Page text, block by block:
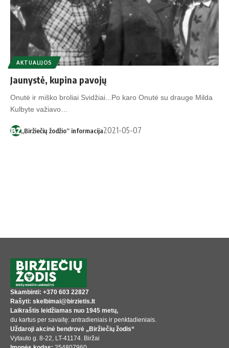
AKTUALIJOS
Jaunystė, kupina pavojų
Onutė ir miško broliai Svidžiai...Po karo Onutė su drauge Milda
Kulbyte važiavo…
„Biržiečių žodžio“ informacija2021-05-07
Skambinti: +370 603 22827
Rašyti: skelbimai@birzietis.lt
Laikraštis leidžiamas nuo 1945 metų,
du kartus per savaitę: antradieniais ir penktadieniais.
Uždaroji akcinė bendrovė „Biržiečių žodis“
Vytauto g. 8-22, LT-41174. Biržai